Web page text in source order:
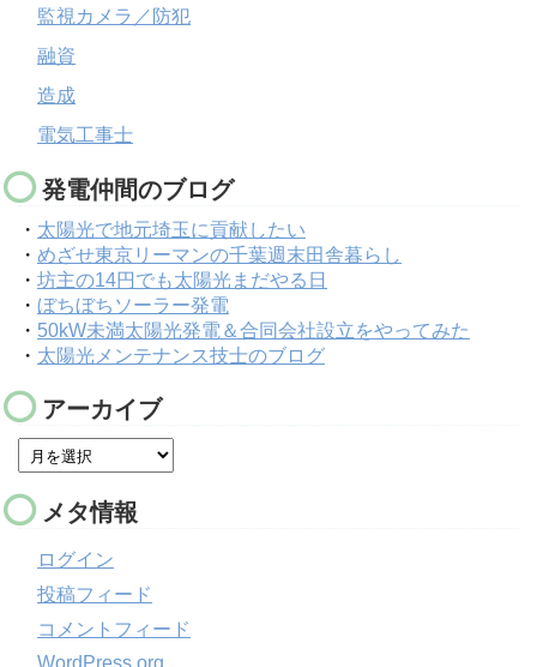
監視カメラ／防犯
融資
造成
電気工事士
発電仲間のブログ
・ 太陽光で地元埼玉に貢献したい
・ めざせ東京リーマンの千葉週末田舎暮らし
・ 坊主の14円でも太陽光まだやる日
・ ぼちぼちソーラー発電
・ 50kW未満太陽光発電＆合同会社設立をやってみた
・ 太陽光メンテナンス技士のブログ
アーカイブ
メタ情報
ログイン
投稿フィード
コメントフィード